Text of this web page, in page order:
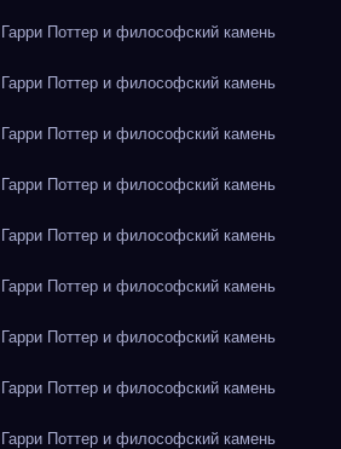
Поттер и философский камень
Поттер и философский камень
Поттер и философский камень
Поттер и философский камень
Поттер и философский камень
Поттер и философский камень
Поттер и философский камень
Поттер и философский камень
Поттер и философский камень